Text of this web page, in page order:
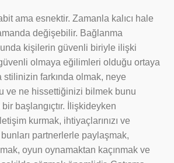
ama esnektir. Zamanla kalıcı hale
değişebilir. Bağlanma
kişilerin güvenli biriyle ilişki
olmaya eğilimleri olduğu ortaya
stilinizin farkında olmak, neye
ve ne hissettiğinizi bilmek bunu
başlangıçtır. İlişkideyken
kurmak, ihtiyaçlarınızı ve
partnerlerle paylaşmak,
oyun oynamaktan kaçınmak ve